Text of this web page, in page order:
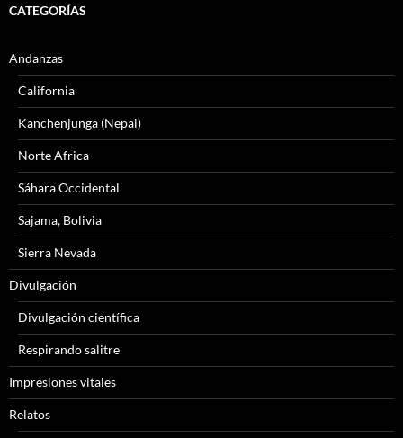
CATEGORÍAS
Andanzas
California
Kanchenjunga (Nepal)
Norte Africa
Sáhara Occidental
Sajama, Bolivia
Sierra Nevada
Divulgación
Divulgación científica
Respirando salitre
Impresiones vitales
Relatos